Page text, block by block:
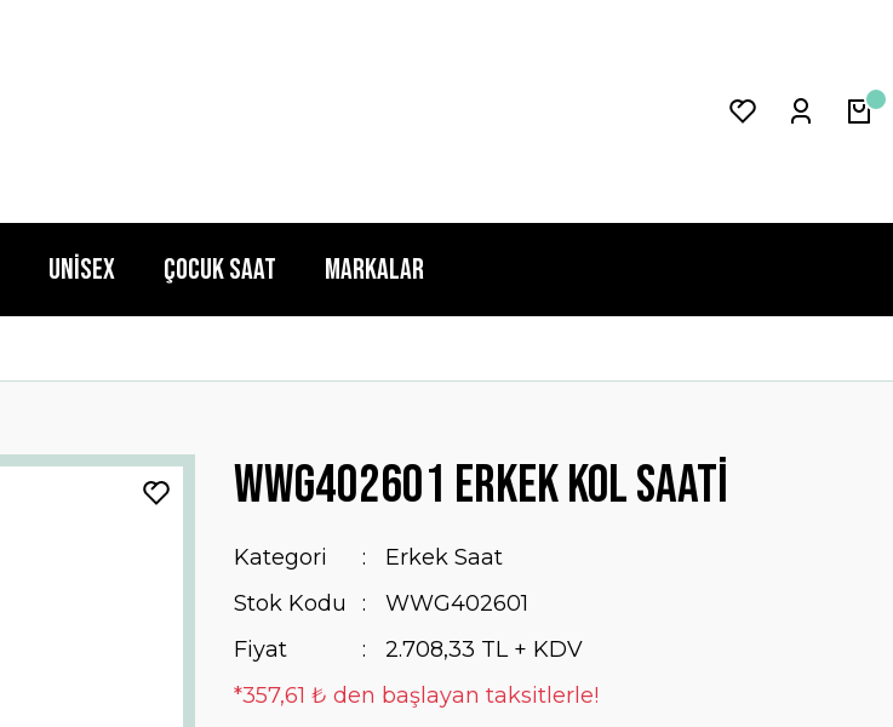
Unisex Çocuk Saat Markalar
WWG402601 Erkek Kol Saati
Kategori
Erkek Saat
Stok Kodu
WWG402601
Fiyat
2.708,33 TL + KDV
*357,61 ₺ den başlayan taksitlerle!